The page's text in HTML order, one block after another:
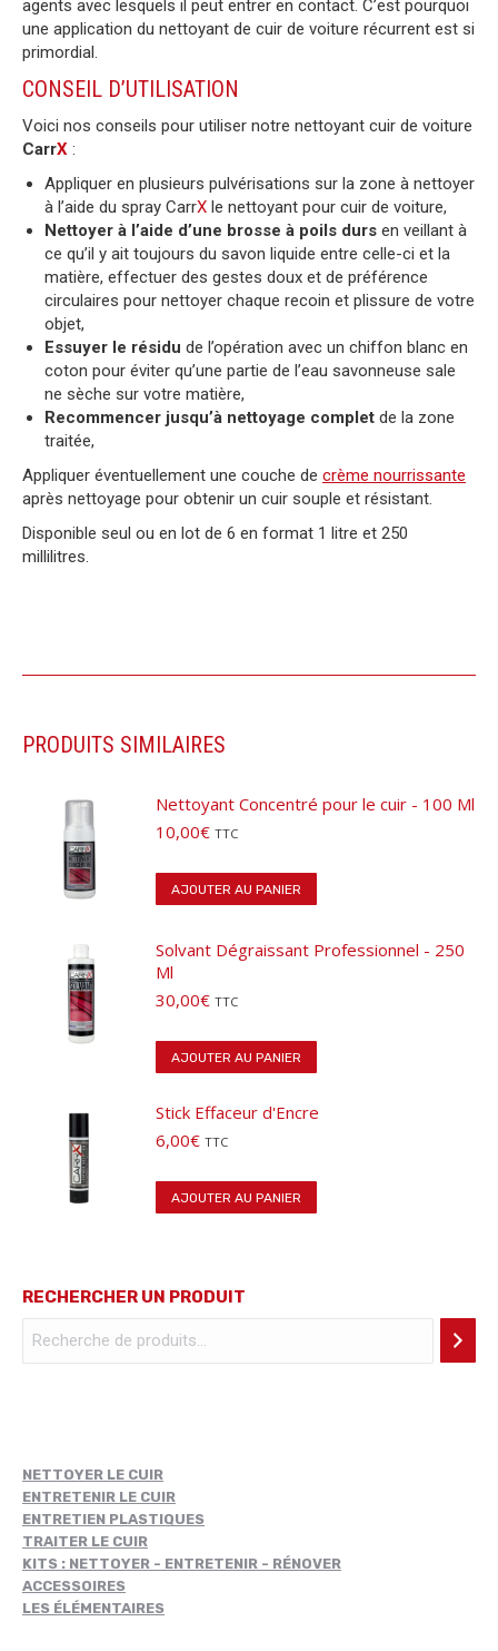
agents avec lesquels il peut entrer en contact. C’est pourquoi
une application du nettoyant de cuir de voiture récurrent est si
primordial.
CONSEIL D’UTILISATION
Voici nos conseils pour utiliser notre nettoyant cuir de voiture
CarrX :
Appliquer en plusieurs pulvérisations sur la zone à nettoyer
à l’aide du spray CarrX le nettoyant pour cuir de voiture,
Nettoyer à l’aide d’une brosse à poils durs en veillant à
ce qu’il y ait toujours du savon liquide entre celle-ci et la
matière, effectuer des gestes doux et de préférence
circulaires pour nettoyer chaque recoin et plissure de votre
objet,
Essuyer le résidu de l’opération avec un chiffon blanc en
coton pour éviter qu’une partie de l’eau savonneuse sale
ne sèche sur votre matière,
Recommencer jusqu’à nettoyage complet de la zone
traitée,
Appliquer éventuellement une couche de crème nourrissante
après nettoyage pour obtenir un cuir souple et résistant.
Disponible seul ou en lot de 6 en format 1 litre et 250
millilitres.
PRODUITS SIMILAIRES
Nettoyant Concentré pour le cuir - 100 Ml
10,00€ TTC
AJOUTER AU PANIER
Solvant Dégraissant Professionnel - 250
Ml
30,00€ TTC
AJOUTER AU PANIER
Stick Effaceur d'Encre
6,00€ TTC
AJOUTER AU PANIER
RECHERCHER UN PRODUIT
NETTOYER LE CUIR
ENTRETENIR LE CUIR
ENTRETIEN PLASTIQUES
TRAITER LE CUIR
KITS : NETTOYER - ENTRETENIR - RÉNOVER
ACCESSOIRES
LES ÉLÉMENTAIRES